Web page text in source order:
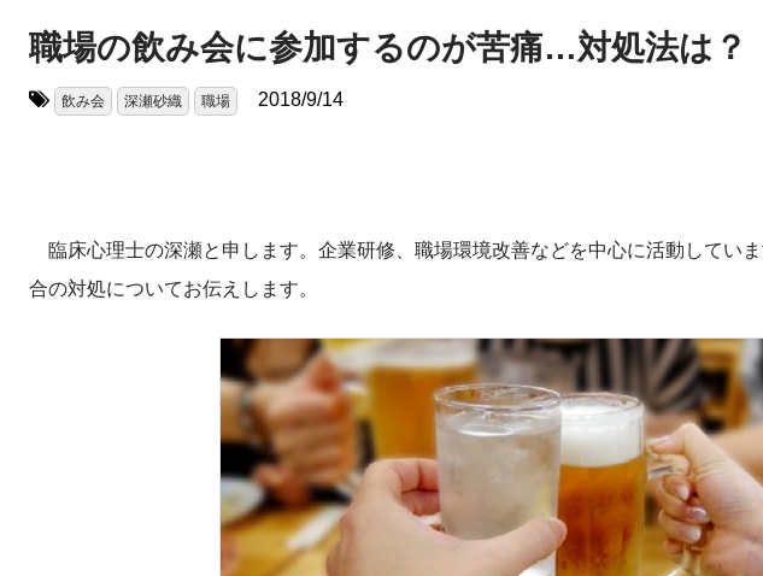
職場の飲み会に参加するのが苦痛…対処法は？
飲み会 深瀬砂織 職場 2018/9/14
臨床心理士の深瀬と申します。企業研修、職場環境改善などを中心に活動してい
合の対処についてお伝えします。